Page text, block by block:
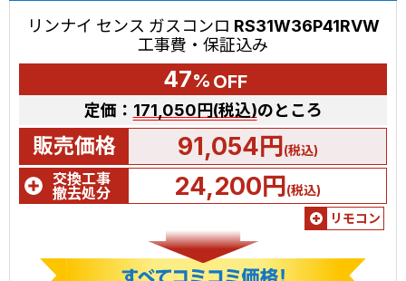
リンナイ センス ガスコンロ RS31W36P41RVW
工事費・保証込み
47% OFF
定価： 171,050円(税込)のところ
販売価格 91,054円(税込)
交換工事
撤去処分
24,200円(税込)
リモコン